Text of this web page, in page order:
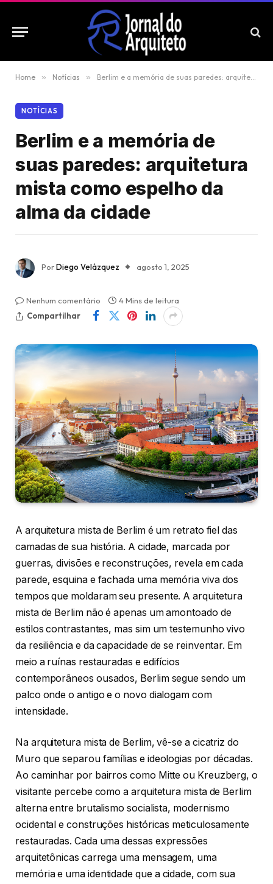
Home » Notícias » Berlim e a memória de suas paredes: arquitetura mista como espelho da alma da cidade
NOTÍCIAS
Berlim e a memória de
suas paredes: arquitetura
mista como espelho da
alma da cidade
PorDiego Velázquez agosto 1, 2025
Nenhum comentário
4 Mins de leitura
Compartilhar
A arquitetura mista de Berlim é um retrato fiel das
camadas de sua história. A cidade, marcada por
guerras, divisões e reconstruções, revela em cada
parede, esquina e fachada uma memória viva dos
tempos que moldaram seu presente. A arquitetura
mista de Berlim não é apenas um amontoado de
estilos contrastantes, mas sim um testemunho vivo
da resiliência e da capacidade de se reinventar. Em
meio a ruínas restauradas e edifícios
contemporâneos ousados, Berlim segue sendo um
palco onde o antigo e o novo dialogam com
intensidade.
Na arquitetura mista de Berlim, vê-se a cicatriz do
Muro que separou famílias e ideologias por décadas.
Ao caminhar por bairros como Mitte ou Kreuzberg, o
visitante percebe como a arquitetura mista de Berlim
alterna entre brutalismo socialista, modernismo
ocidental e construções históricas meticulosamente
restauradas. Cada uma dessas expressões
arquitetônicas carrega uma mensagem, uma
memória e uma identidade que a cidade, com sua